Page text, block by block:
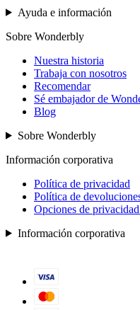
Ayuda e información
Sobre Wonderbly
Nuestra historia
Trabaja con nosotros
Recomendar
Sé embajador de
Blog
Sobre Wonderbly
Información corporativa
Política de privacidad
Política de
Opciones de
Información corporativa